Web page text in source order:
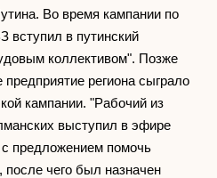
Во время кампании по
в путинский
коллективом". Позже
региона сыграло
кампании. "Рабочий из
выступил в эфире
предложением помочь
после чего был назначен